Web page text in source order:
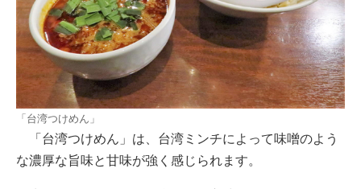
「台湾つけめん」
「台湾つけめん」は、台湾ミンチによって味噌のよう
な濃厚な旨味と甘味が強く感じられます。